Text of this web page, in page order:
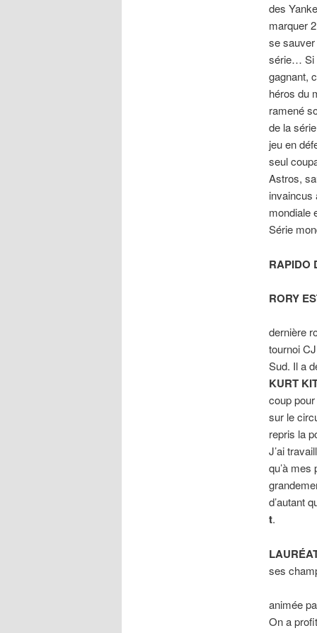
des
marquer
se
série… Si
gagnant,
héros du
ramené
de la
jeu en
seul
Astros,
invaincus
mondiale
Série
RAPIDO
RORY
dernière
tournoi
Sud. Il a
KURT
coup
sur le
repris la
J’ai
qu’à
d’autant
t.
ses
animée
On a